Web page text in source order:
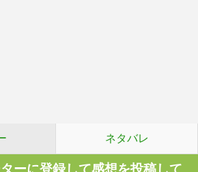
ネタバレ
ーに登録して感想を投稿して